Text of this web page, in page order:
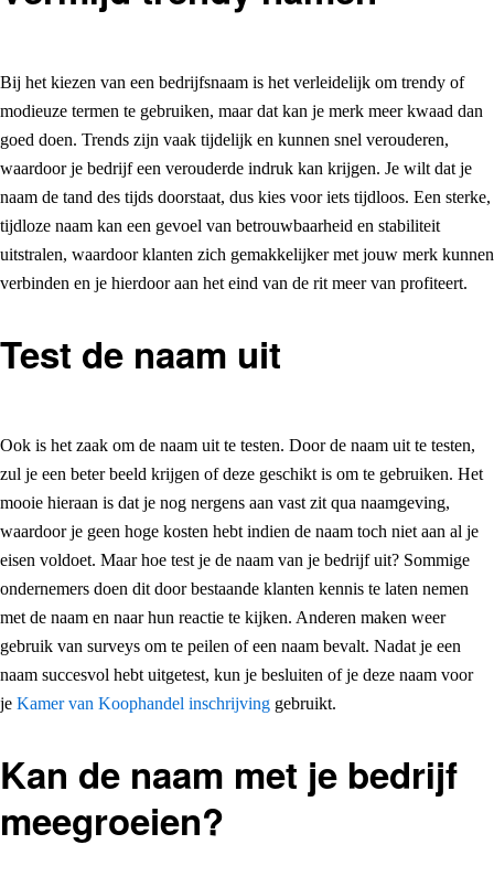
Bij het kiezen van een bedrijfsnaam is het verleidelijk om trendy of
modieuze termen te gebruiken, maar dat kan je merk meer kwaad dan
goed doen. Trends zijn vaak tijdelijk en kunnen snel verouderen,
waardoor je bedrijf een verouderde indruk kan krijgen. Je wilt dat je
naam de tand des tijds doorstaat, dus kies voor iets tijdloos. Een sterke,
tijdloze naam kan een gevoel van betrouwbaarheid en stabiliteit
uitstralen, waardoor klanten zich gemakkelijker met jouw merk kunnen
verbinden en je hierdoor aan het eind van de rit meer van profiteert.
Test de naam uit
Ook is het zaak om de naam uit te testen. Door de naam uit te testen,
zul je een beter beeld krijgen of deze geschikt is om te gebruiken. Het
mooie hieraan is dat je nog nergens aan vast zit qua naamgeving,
waardoor je geen hoge kosten hebt indien de naam toch niet aan al je
eisen voldoet. Maar hoe test je de naam van je bedrijf uit? Sommige
ondernemers doen dit door bestaande klanten kennis te laten nemen
met de naam en naar hun reactie te kijken. Anderen maken weer
gebruik van surveys om te peilen of een naam bevalt. Nadat je een
naam succesvol hebt uitgetest, kun je besluiten of je deze naam voor
je Kamer van Koophandel inschrijving gebruikt.
Kan de naam met je bedrijf
meegroeien?